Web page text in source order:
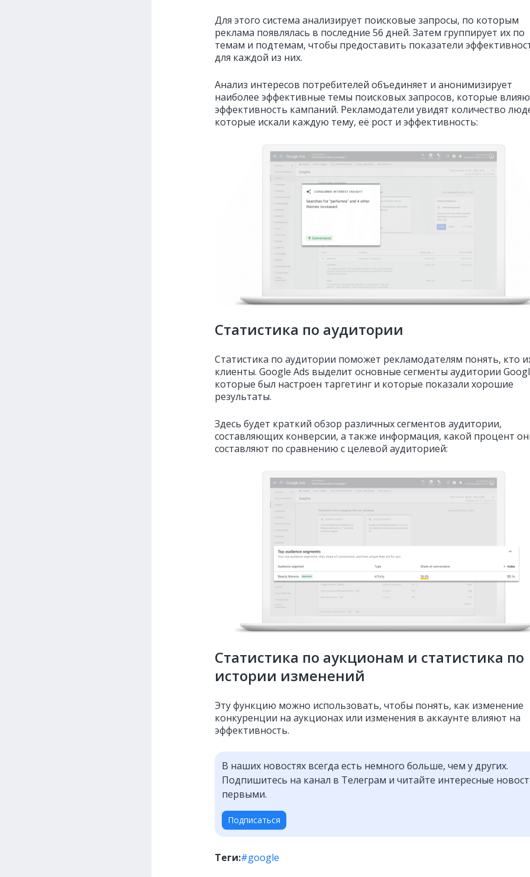
Для этого система анализирует поисковые запросы, по которым
реклама появлялась в последние 56 дней. Затем группирует их по
темам и подтемам, чтобы предоставить показатели
для каждой из них.
Анализ интересов потребителей объединяет и анонимизирует
наиболее эффективные темы поисковых запросов, которые
эффективность кампаний. Рекламодатели увидят количество
которые искали каждую тему, её рост и эффективность:
Статистика по аудитории
Статистика по аудитории поможет рекламодателям понять, кто
клиенты. Google Ads выделит основные сегменты аудитории
которые был настроен таргетинг и которые показали хорошие
результаты.
Здесь будет краткий обзор различных сегментов аудитории,
составляющих конверсии, а также информация, какой процент
составляют по сравнению с целевой аудиторией:
Статистика по аукционам и статистика по
истории изменений
Эту функцию можно использовать, чтобы понять, как изменение
конкуренции на аукционах или изменения в аккаунте влияют на
эффективность.
В наших новостях всегда есть немного больше, чем у других.
Подпишитесь на канал в Телеграм и читайте интересные
первыми.
Подписаться
Теги:#google